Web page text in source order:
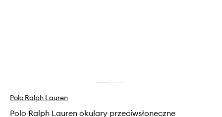
Polo Ralph Lauren
Polo Ralph Lauren okulary przeciwsłoneczne